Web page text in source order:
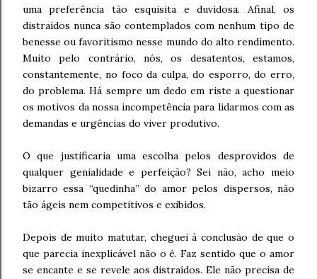
uma preferência tão esquisita e duvidosa. Afinal, os
distraídos nunca são contemplados com nenhum tipo de
benesse ou favoritismo nesse mundo do alto rendimento.
Muito pelo contrário, nós, os desatentos, estamos,
constantemente, no foco da culpa, do esporro, do erro,
do problema. Há sempre um dedo em riste a questionar
os motivos da nossa incompetência para lidarmos com as
demandas e urgências do viver produtivo.
O que justificaria uma escolha pelos desprovidos de
qualquer genialidade e perfeição? Sei não, acho meio
bizarro essa “quedinha” do amor pelos dispersos, não
tão ágeis nem competitivos e exibidos.
Depois de muito matutar, cheguei à conclusão de que o
que parecia inexplicável não o é. Faz sentido que o amor
se encante e se revele aos distraídos. Ele não precisa de